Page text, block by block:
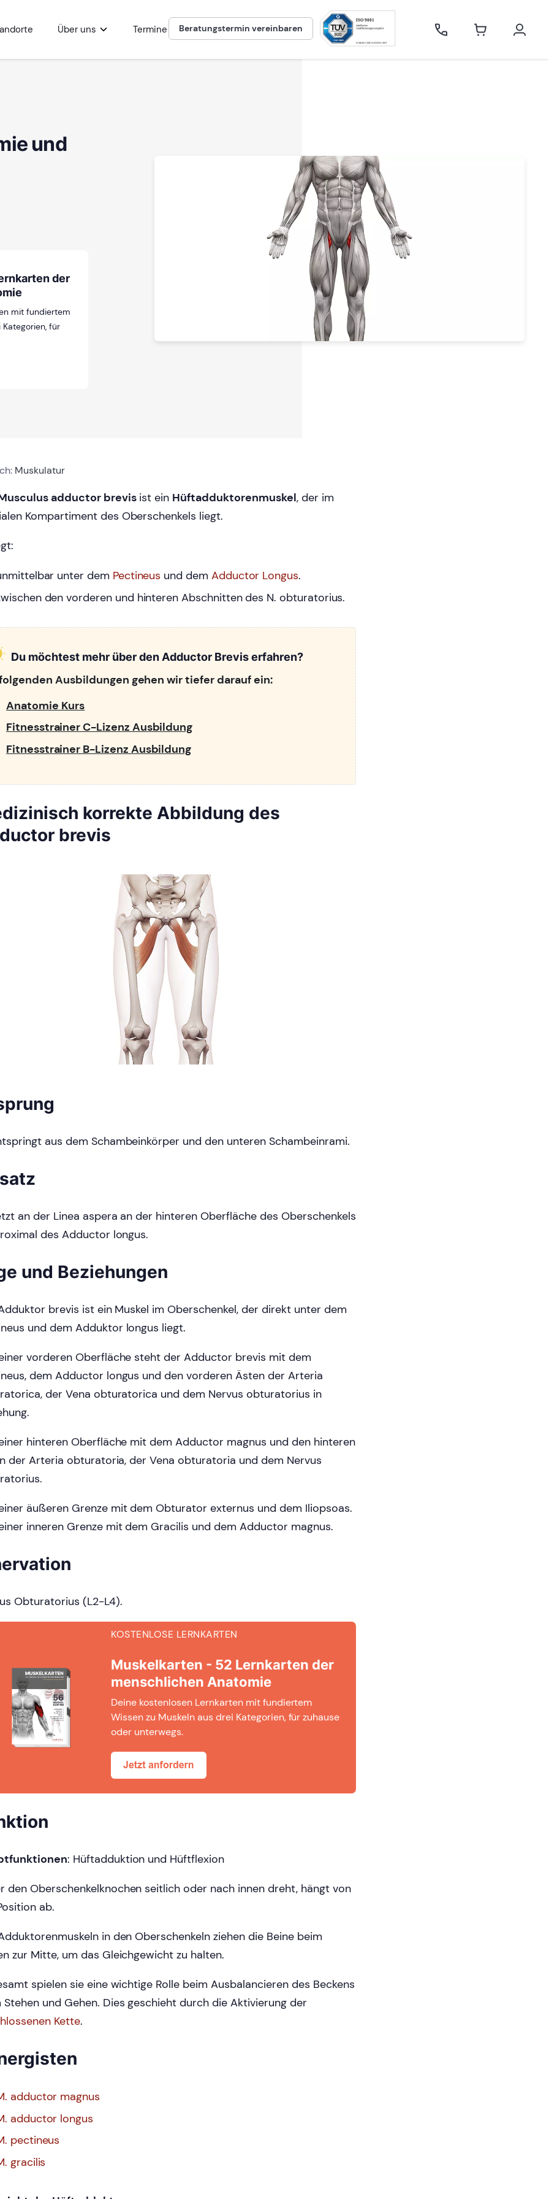
Über uns Termine Beratungstermin vereinbaren
und
der
mit fundiertem
für
Muskulatur
adductor brevisist ein Hüftadduktorenmuskel, der im
Kompartiment des Oberschenkels liegt.
unter dem Pectineus und dem Adductor Longus.
den vorderen und hinteren Abschnitten des N. obturatorius.
Du möchtest mehr über den Adductor Brevis erfahren?
Ausbildungen gehen wir tiefer darauf ein:
Anatomie Kurs
Fitnesstrainer C-Lizenz Ausbildung
Fitnesstrainer B-Lizenz Ausbildung
korrekte Abbildung des
brevis
aus dem Schambeinkörper und den unteren Schambeinrami.
an der Linea aspera an der hinteren Oberfläche des Oberschenkels
des Adductor longus.
und Beziehungen
brevis ist ein Muskel im Oberschenkel, der direkt unter dem
und dem Adduktor longus liegt.
vorderen Oberfläche steht der Adductor brevis mit dem
dem Adductor longus und den vorderen Ästen der Arteria
der Vena obturatorica und dem Nervus obturatorius in
hinteren Oberfläche mit dem Adductor magnus und den hinteren
der Arteria obturatoria, der Vena obturatoria und dem Nervus
äußeren Grenze mit dem Obturator externus und dem Iliopsoas.
inneren Grenze mit dem Gracilis und dem Adductor magnus.
Obturatorius (L2-L4).
KOSTENLOSE LERNKARTEN
Muskelkarten - 52 Lernkarten der
menschlichen Anatomie
Deine kostenlosen Lernkarten mit fundiertem
Wissen zu Muskeln aus drei Kategorien, für zuhause
oder unterwegs.
: Hüftadduktion und Hüftflexion
den Oberschenkelknochen seitlich oder nach innen dreht, hängt von
ab.
in den Oberschenkeln ziehen die Beine beim
zur Mitte, um das Gleichgewicht zu halten.
spielen sie eine wichtige Rolle beim Ausbalancieren des Beckens
Stehen und Gehen. Dies geschieht durch die Aktivierung der
Kette.
adductor magnus
adductor longus
pectineus
gracilis